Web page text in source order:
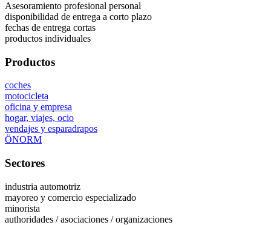
Asesoramiento profesional personal
disponibilidad de entrega a corto plazo
fechas de entrega cortas
productos individuales
Productos
coches
motocicleta
oficina y empresa
hogar, viajes, ocio
vendajes y esparadrapos
ÖNORM
Sectores
industria automotriz
mayoreo y comercio especializado
minorista
authoridades / asociaciones / organizaciones